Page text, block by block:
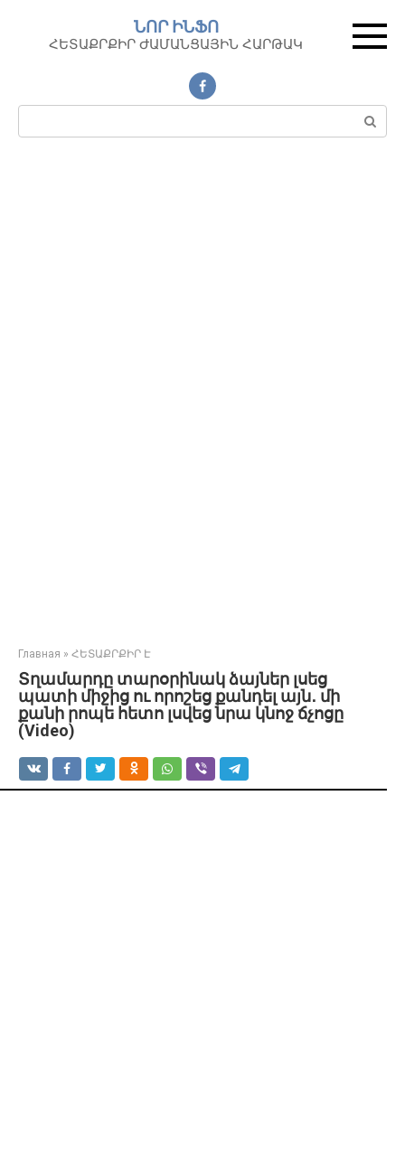
контенту
ՆՈՐ ԻՆՖՈ
ՀԵՏԱՔՐՔԻՐ ԺԱՄԱՆՑԱՅԻՆ ՀԱՐԹԱԿ
Поиск:
Главная » ՀԵՏԱՔՐՔԻՐ Է
Տղամարդը տարօրինակ ձայներ լսեց
պատի միջից ու որոշեց քանդել այն․ մի
քանի րոպե հետո լսվեց նրա կնոջ ճչոցը
(Video)